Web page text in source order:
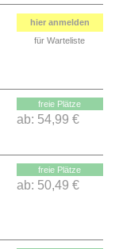
hier anmelden
für Warteliste
freie Plätze
ab: 54,99 €
freie Plätze
ab: 50,49 €